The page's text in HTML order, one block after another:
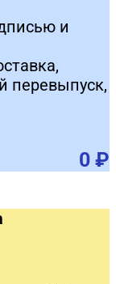
и
перевыпуск,
0 ₽